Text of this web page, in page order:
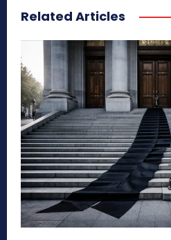
Related Articles